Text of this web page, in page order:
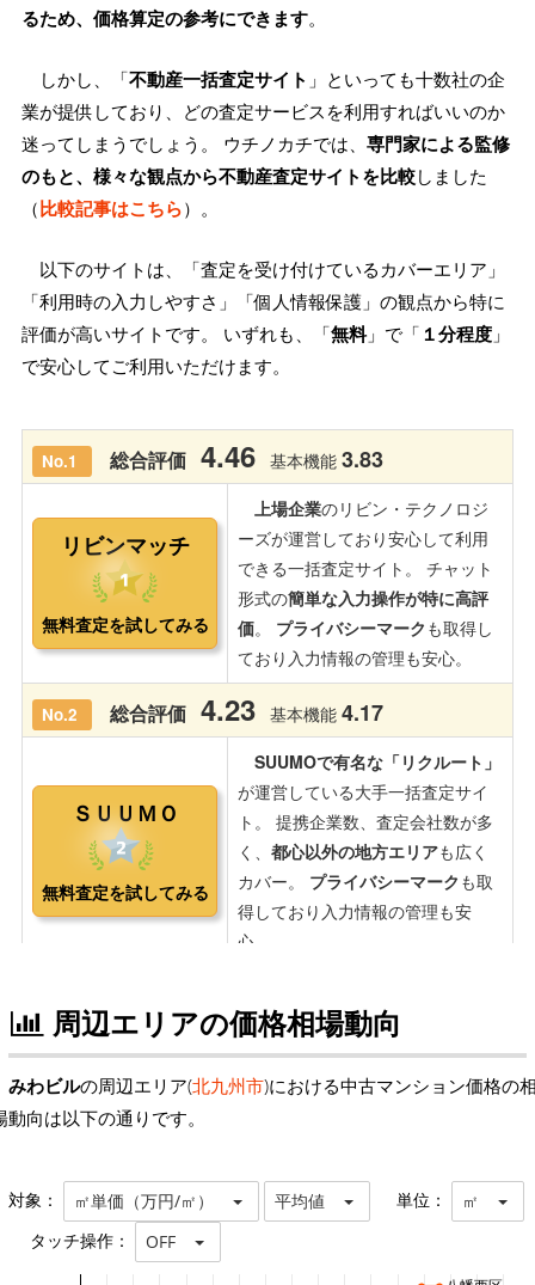
るため、価格算定の参考にできます。
しかし、「不動産一括査定サイト 」といっても十数社の企
業が提供しており、どの査定サービスを利用すればいいのか
迷ってしまうでしょう。 ウチノカチでは、 専門家による監修
のもと、様々な観点から不動産査定サイトを比較しました
（比較記事はこちら）。
以下のサイトは、「査定を受け付けているカバーエリア」
「利用時の入力しやすさ」「個人情報保護」の観点から特に
評価が高いサイトです。 いずれも、「無料」で「 １分程度 」
で安心してご利用いただけます。
周辺エリアの価格相場動向
みわビルの周辺エリア(北九州市)における中古マンション価格の
動向は以下の通りです。
対象： ㎡単価（万円/㎡） 平均値 単位： ㎡
タッチ操作： OFF